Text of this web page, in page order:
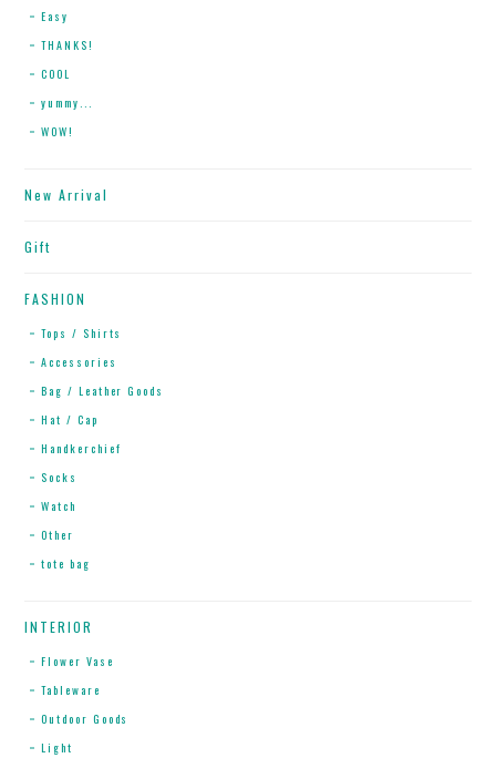
Easy
THANKS!
COOL
yummy...
WOW!
New Arrival
Gift
FASHION
Tops / Shirts
Accessories
Bag / Leather Goods
Hat / Cap
Handkerchief
Socks
Watch
Other
tote bag
INTERIOR
Flower Vase
Tableware
Outdoor Goods
Light